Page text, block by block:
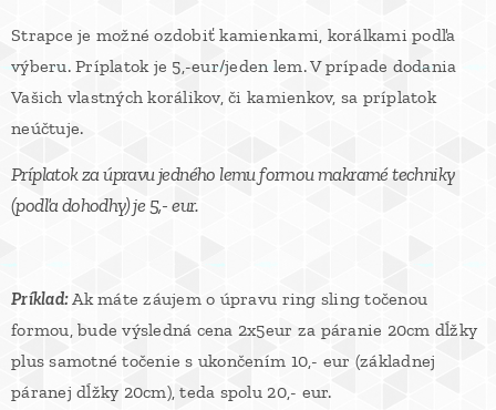
Strapce je možné ozdobiť kamienkami, korálkami podľa
výberu. Príplatok je 5,-eur/jeden lem. V prípade dodania
Vašich vlastných korálikov, či kamienkov, sa príplatok
neúčtuje.
Príplatok za úpravu jedného lemu formou makramé techniky
(podľa dohodhy) je 5,- eur.
Príklad:Ak máte záujem o úpravu ring sling točenou
formou, bude výsledná cena 2x5eur za páranie 20cm dĺžky
plus samotné točenie s ukončením 10,- eur (základnej
páranej dĺžky 20cm), teda spolu 20,- eur.